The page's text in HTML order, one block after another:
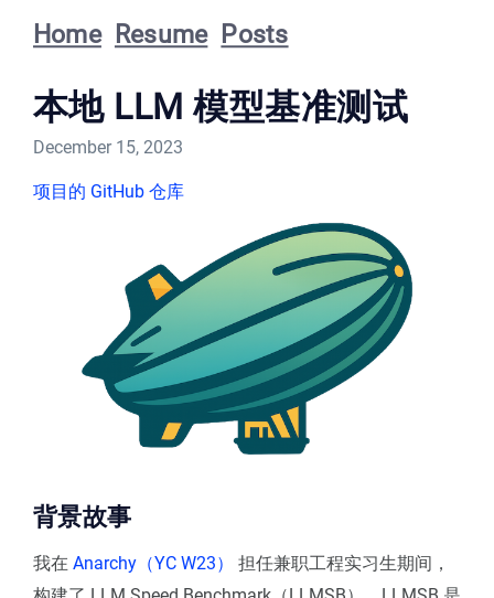
Home Resume Posts
本地 LLM 模型基准测试
December 15, 2023
项目的 GitHub 仓库
背景故事
我在 Anarchy（YC W23）
担任兼职工程实习生期间，